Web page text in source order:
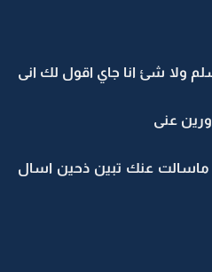
ولا شئ انا جاي اقول لك انى
عنى
: 25 سنه ماسالت عنك تبين ذحين اسال